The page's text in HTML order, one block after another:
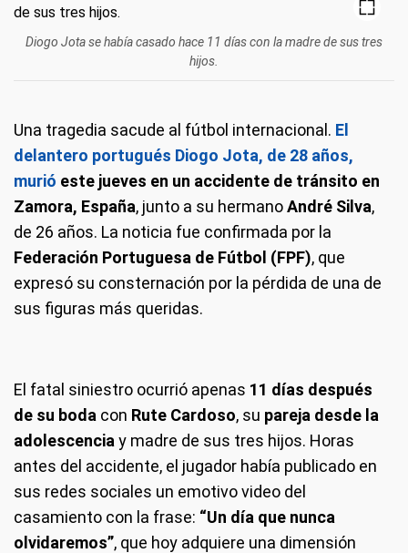
Diogo Jota se había casado hace 11 días con la madre de sus tres
hijos.
Una tragedia sacude al fútbol internacional. El
delantero portugués Diogo Jota, de 28 años,
murió este jueves en un accidente de tránsito en
Zamora, España, junto a su hermanoAndré Silva,
de 26 años. La noticia fue confirmada por la
Federación Portuguesa de Fútbol (FPF), que
expresó su consternación por la pérdida de una de
sus figuras más queridas.
El fatal siniestro ocurrió apenas 11 días después
de su boda con Rute Cardoso, su pareja desde la
adolescencia y madre de sus tres hijos. Horas
antes del accidente, el jugador había publicado en
sus redes sociales un emotivo video del
casamiento con la frase: “Un día que nunca
olvidaremos”, que hoy adquiere una dimensión